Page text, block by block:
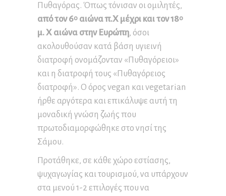
Πυθαγόρας. Όπως τόνισαν οι ομιλητές,
από τον 6ο αιώνα π.Χ μέχρι και τον 18ο
μ. Χ αιώνα στην Ευρώπη, όσοι
ακολουθούσαν κατά βάση υγιεινή
διατροφή ονομάζονταν «Πυθαγόρειοι»
και η διατροφή τους «Πυθαγόρειος
διατροφή». Ο όρος vegan και vegetarian
ήρθε αργότερα και επικάλυψε αυτή τη
μοναδική γνώση ζωής που
πρωτοδιαμορφώθηκε στο νησί της
Σάμου.
Προτάθηκε, σε κάθε χώρο εστίασης,
ψυχαγωγίας και τουρισμού, να υπάρχουν
στα μενού 1-2 επιλογές που να